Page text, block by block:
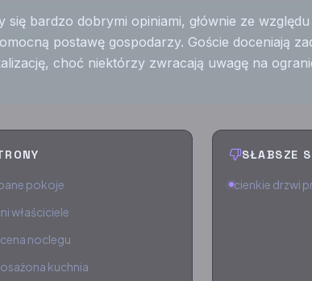
się bardzo dobrymi opiniami, głównie ze
postawę gospodarzy. Goście doceniają
choć niektórzy zwracają uwagę na
pokoje
właściciele
noclegu
kuchnia
SŁABSZE
cienkie drzwi